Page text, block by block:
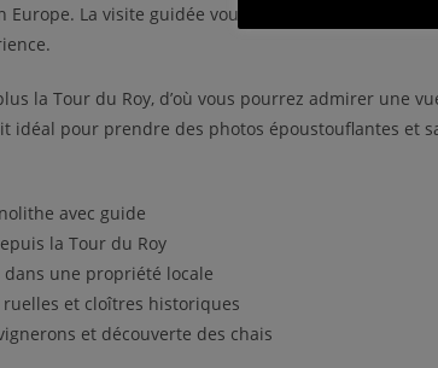
La visite guidée vous fera découvrir des
la Tour du Roy, d’où vous pourrez admirer une
idéal pour prendre des photos époustouflantes
avec guide
la Tour du Roy
une propriété locale
ruelles et cloîtres historiques
et découverte des chais